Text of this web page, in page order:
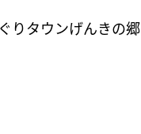
りタウンげんきの郷